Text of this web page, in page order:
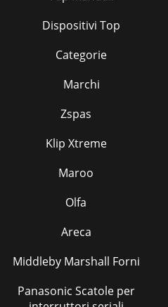
Dispositivi Top
Categorie
Marchi
Zspas
Klip Xtreme
Maroo
Olfa
Areca
Middleby Marshall Forni
Panasonic Scatole per